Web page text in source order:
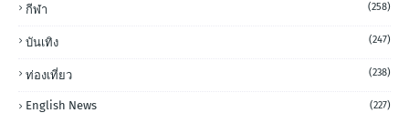
กีฬา (258)
บันเทิง (247)
ท่องเที่ยว (238)
English News (227)